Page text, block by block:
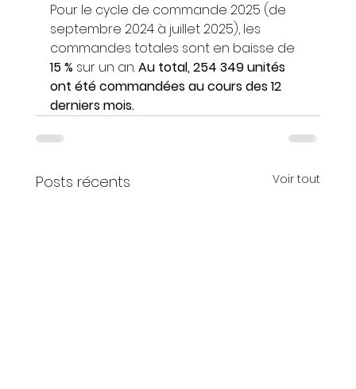
Pour le cycle de commande 2025 (de
septembre 2024 à juillet 2025), les
commandes totales sont en baisse de
15 % sur un an. Au total, 254 349 unités
ont été commandées au cours des 12
derniers mois.
Posts récents Voir tout